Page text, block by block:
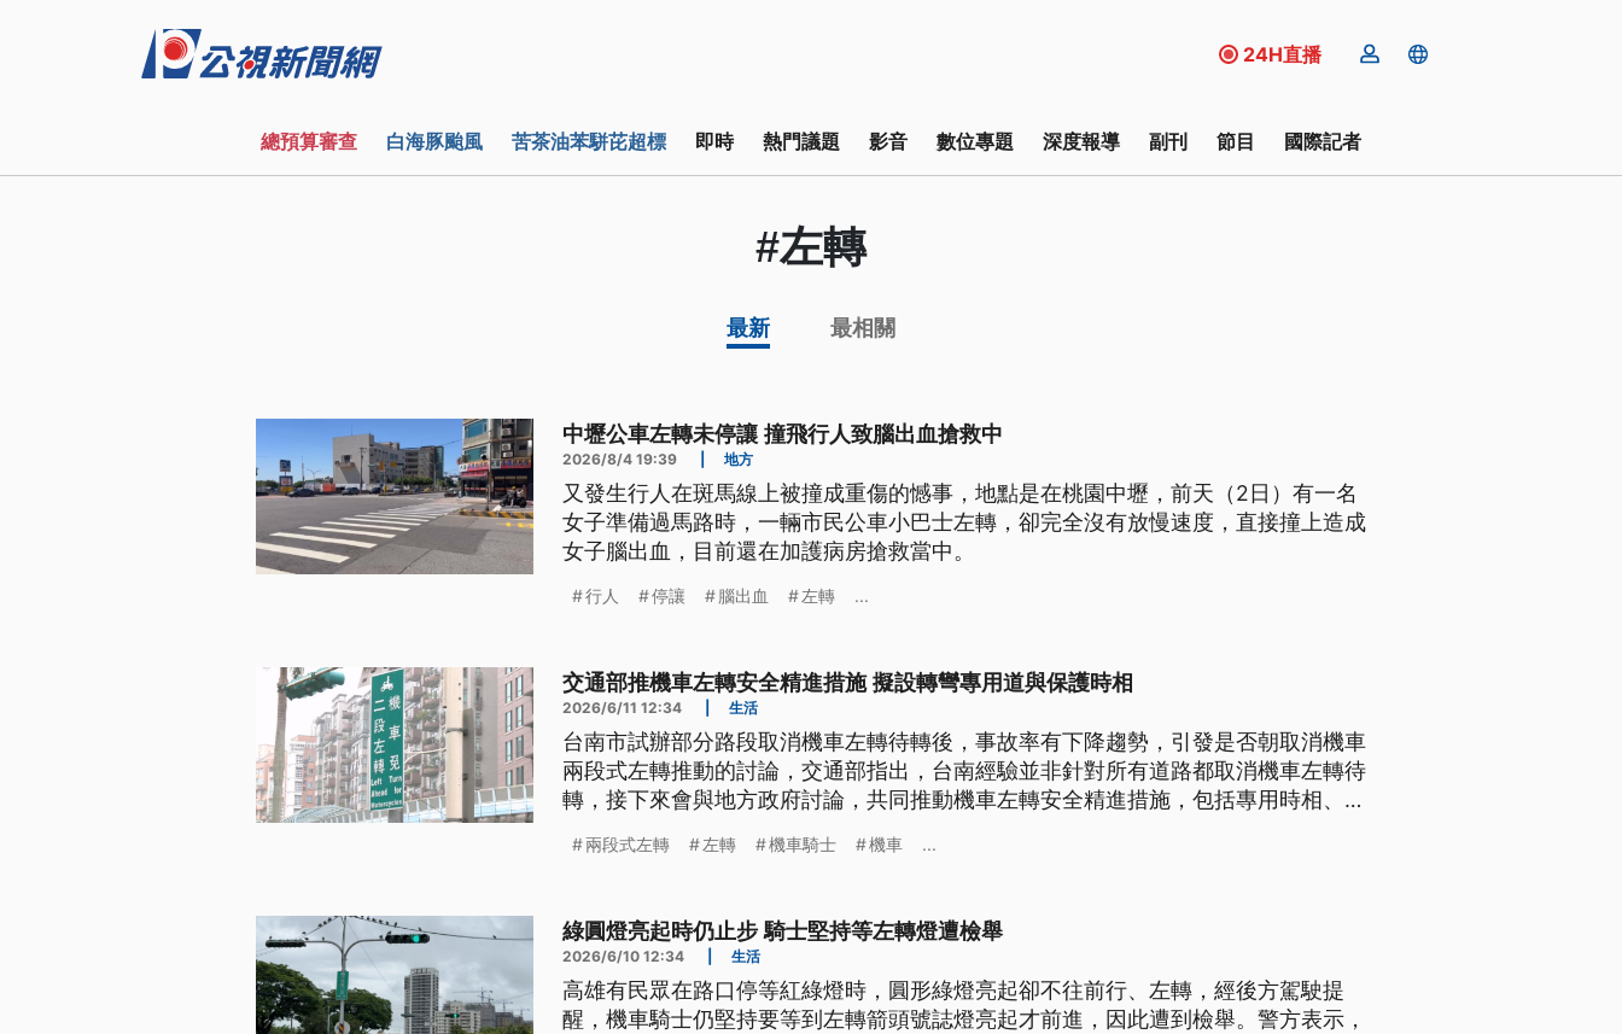
24H直播
總預算審查 白海豚颱風 苦茶油苯駢芘超標 即時 熱門議題 影音 數位專題 深度報導 副刊 節目 國際記者
#左轉
最新 最相關
中壢公車左轉未停讓 撞飛行人致腦出血搶救中
2026/8/4 19:39 地方
又發生行人在斑馬線上被撞成重傷的憾事，地點是在桃園中壢，前天（2日）有一名
女子準備過馬路時，一輛市民公車小巴士左轉，卻完全沒有放慢速度，直接撞上造成
女子腦出血，目前還在加護病房搶救當中。
行人 停讓 腦出血 左轉 ...
交通部推機車左轉安全精進措施 擬設轉彎專用道與保護時相
2026/6/11 12:34 生活
台南市試辦部分路段取消機車左轉待轉後，事故率有下降趨勢，引發是否朝取消機車
兩段式左轉推動的討論，交通部指出，台南經驗並非針對所有道路都取消機車左轉待
轉，接下來會與地方政府討論，共同推動機車左轉安全精進措施，包括專用時相、專
兩段式左轉 左轉 機車騎士 機車 ...
綠圓燈亮起時仍止步 騎士堅持等左轉燈遭檢舉
2026/6/10 12:34 生活
高雄有民眾在路口停等紅綠燈時，圓形綠燈亮起卻不往前行、左轉，經後方駕駛提
醒，機車騎士仍堅持要等到左轉箭頭號誌燈亮起才前進，因此遭到檢舉。警方表示，